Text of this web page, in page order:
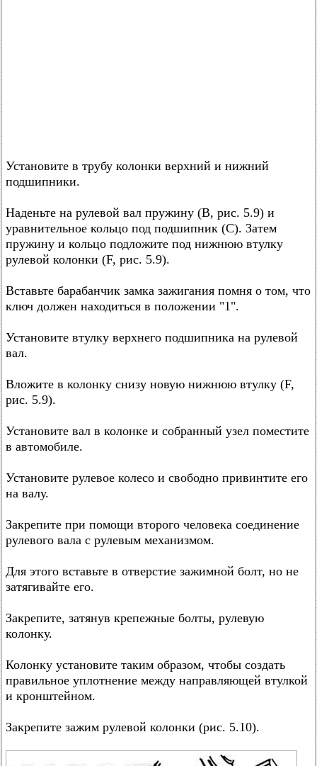
Установите в трубу колонки верхний и нижний
подшипники.
Наденьте на рулевой вал пружину (В, рис. 5.9) и
уравнительное кольцо под подшипник (С). Затем
пружину и кольцо подложите под нижнюю втулку
рулевой колонки (F, рис. 5.9).
Вставьте барабанчик замка зажигания помня о том, что
ключ должен находиться в положении "1".
Установите втулку верхнего подшипника на рулевой
вал.
Вложите в колонку снизу новую нижнюю втулку (F,
рис. 5.9).
Установите вал в колонке и собранный узел поместите
в автомобиле.
Установите рулевое колесо и свободно привинтите его
на валу.
Закрепите при помощи второго человека соединение
рулевого вала с рулевым механизмом.
Для этого вставьте в отверстие зажимной болт, но не
затягивайте его.
Закрепите, затянув крепежные болты, рулевую
колонку.
Колонку установите таким образом, чтобы создать
правильное уплотнение между направляющей втулкой
и кронштейном.
Закрепите зажим рулевой колонки (рис. 5.10).